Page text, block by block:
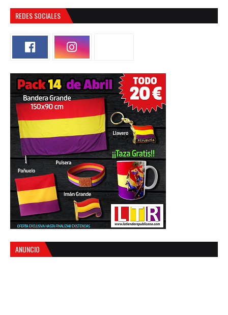
REDES SOCIALES
ANUNCIO